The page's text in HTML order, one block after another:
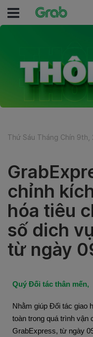
Thứ Sáu Tháng Chín 9th,
chỉnh
hóa tiêu
số dich
từ ngày
Quý Đối tác thân mến,
Nhằm giúp Đối tác giao
toàn trong quá trình vận
GrabExpress, từ ngày